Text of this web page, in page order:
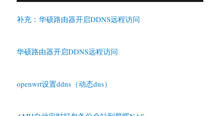
补充：华硕路由器开启DDNS远程访问
华硕路由器开启DDNS远程访问
openwrt设置ddns（动态dns）